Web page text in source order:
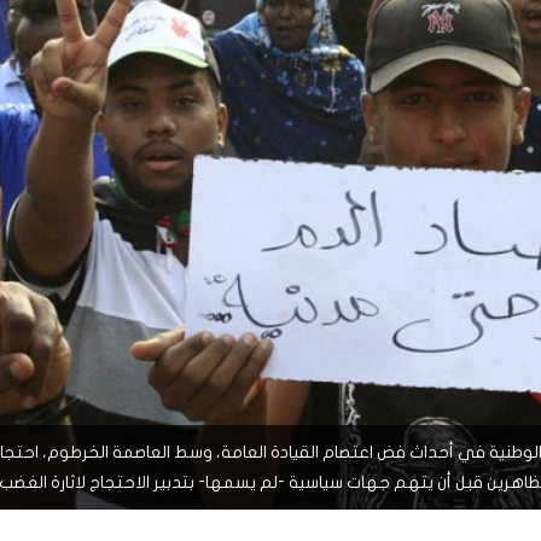
العربية.. كيف دفعت الحرب
إلى ذروتها؟
نشرة أخبار عاين الأسبوعية
شاهد لاحقاً
المسيرات تضع ملايين السودانيين
النار والجوع
جروحٌ لا تُرى.. حرب السودان تمتد إلى
الصحة النفسية للملايين
الوطنية في أحداث فض اعتصام القيادة العامة، وسط العاصمة الخرطوم،
قبل أن يتهم جهات سياسية -لم يسمها- بتدبير الاحتجاج لاثارة الغضب.